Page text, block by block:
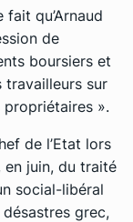
fait qu’Arnaud
de
boursiers et
sur
propriétaires ».
de l’Etat lors
juin, du traité
social-libéral
grec,